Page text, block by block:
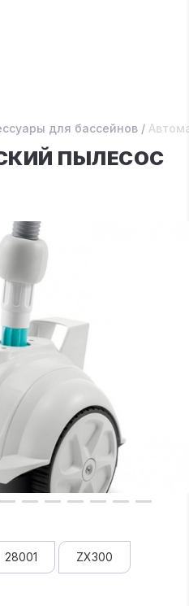
для бассейнов /
ПЫЛЕСОС
28001 ZX300